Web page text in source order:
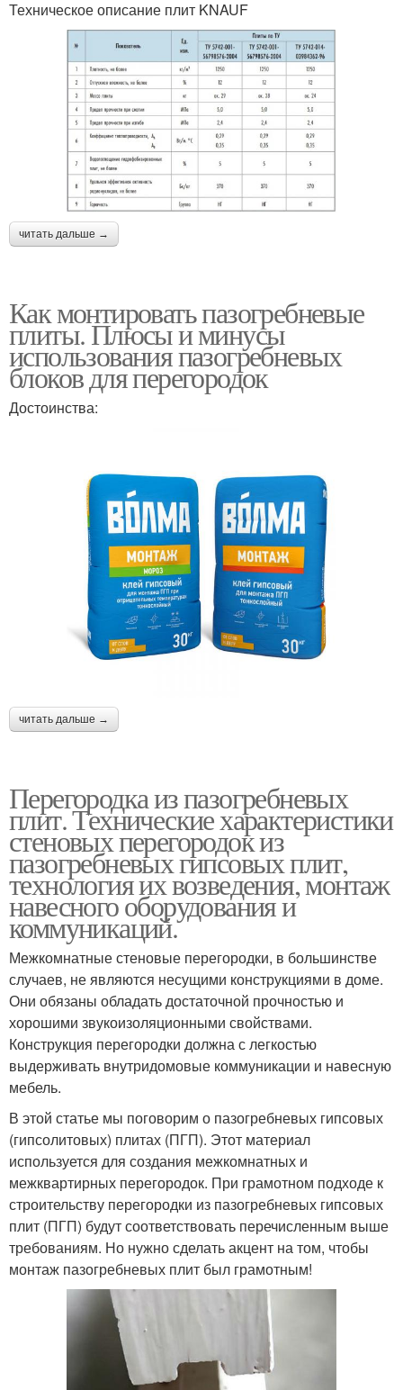
Техническое описание плит KNAUF
читать дальше →
Как монтировать пазогребневые
плиты. Плюсы и минусы
использования пазогребневых
блоков для перегородок
Достоинства:
читать дальше →
Перегородка из пазогребневых
плит. Технические характеристики
стеновых перегородок из
пазогребневых гипсовых плит,
технология их возведения, монтаж
навесного оборудования и
коммуникаций.
Межкомнатные стеновые перегородки, в большинстве
случаев, не являются несущими конструкциями в доме.
Они обязаны обладать достаточной прочностью и
хорошими звукоизоляционными свойствами.
Конструкция перегородки должна с легкостью
выдерживать внутридомовые коммуникации и навесную
мебель.
В этой статье мы поговорим о пазогребневых гипсовых
(гипсолитовых) плитах (ПГП). Этот материал
используется для создания межкомнатных и
межквартирных перегородок. При грамотном подходе к
строительству перегородки из пазогребневых гипсовых
плит (ПГП) будут соответствовать перечисленным выше
требованиям. Но нужно сделать акцент на том, чтобы
монтаж пазогребневых плит был грамотным!